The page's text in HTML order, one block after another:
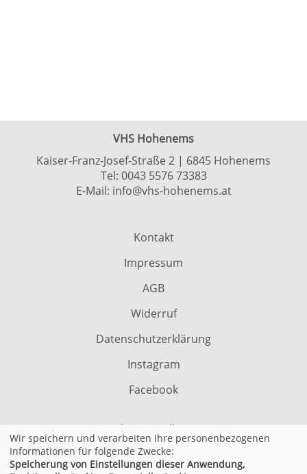
VHS Hohenems
Kaiser-Franz-Josef-Straße 2 | 6845 Hohenems
Tel: 0043 5576 73383
E-Mail: info@vhs-hohenems.at
Kontakt
Impressum
AGB
Widerruf
Datenschutzerklärung
Instagram
Facebook
Cookie Einstellungen
Wir speichern und verarbeiten Ihre personenbezogenen
Informationen für folgende Zwecke:
Speicherung von Einstellungen dieser Anwendung,